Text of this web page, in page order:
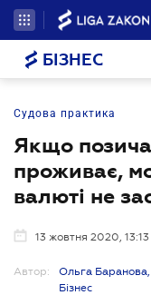
БІЗНЕС
Судова практика
Якщо
проживає,
валюті не
13 жовтня 2020, 13:13
Автор:
Ольга
Бізнес